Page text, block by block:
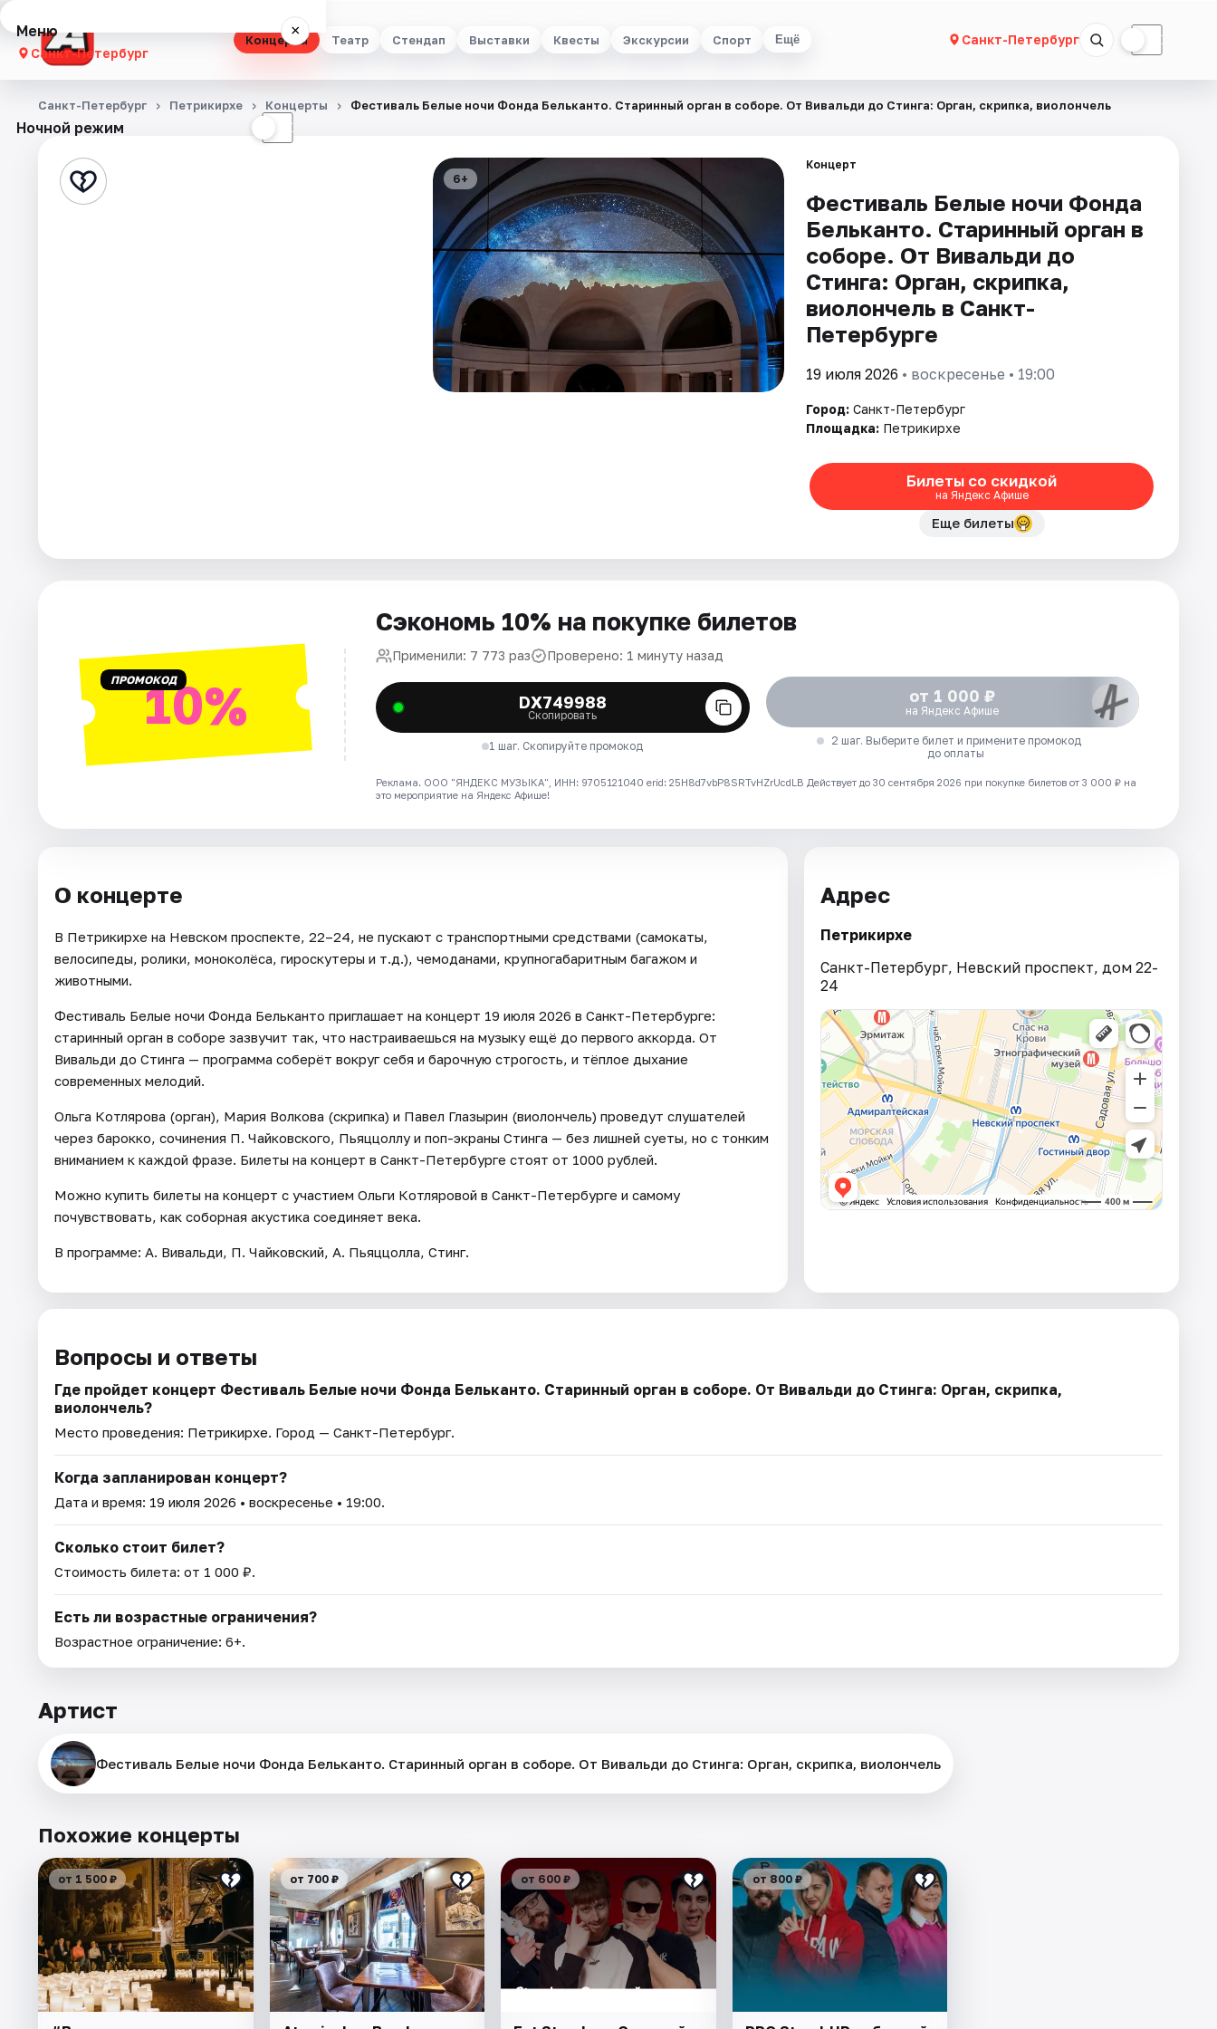
Концерты Театр Стендап Выставки Квесты Экскурсии Спорт Ещё Санкт-Петербург ☾
Меню ×
Санкт-Петербург
Концерты
Стендап
Ночной режим ☾
Санкт-Петербург Петрикирхе Концерты Фестиваль Белые ночи Фонда Бельканто. Старинный орган в соборе. От Вивальди до Стинга: Орган, скрипка, виолончель
6+
Концерт
Фестиваль Белые ночи Фонда
Бельканто. Старинный орган в
соборе. От Вивальди до
Стинга: Орган, скрипка,
виолончель в Санкт-
Петербурге
19 июля 2026 • воскресенье • 19:00
Город: Санкт-Петербург
Площадка: Петрикирхе
Билеты со скидкой
на Яндекс Афише
Еще билеты
ПРОМОКОД10%
Сэкономь 10% на покупке билетов
Применили: 7 773 раз Проверено: 1 минуту назад
DX749988
Скопировать
1 шаг. Скопируйте промокод
от 1 000 ₽
на Яндекс Афише
2 шаг. Выберите билет и примените промокод
до оплаты
Реклама. ООО "ЯНДЕКС МУЗЫКА", ИНН: 9705121040 erid: 25H8d7vbP8SRTvHZrUcdLB Действует до 30 сентября 2026 при покупке билетов от 3 000 ₽ на
это мероприятие на Яндекс Афише!
О концерте
В Петрикирхе на Невском проспекте, 22–24, не пускают с транспортными средствами (самокаты,
велосипеды, ролики, моноколёса, гироскутеры и т.д.), чемоданами, крупногабаритным багажом и
животными.
Фестиваль Белые ночи Фонда Бельканто приглашает на концерт 19 июля 2026 в Санкт-Петербурге:
старинный орган в соборе зазвучит так, что настраиваешься на музыку ещё до первого аккорда. От
Вивальди до Стинга — программа соберёт вокруг себя и барочную строгость, и тёплое дыхание
современных мелодий.
Ольга Котлярова (орган), Мария Волкова (скрипка) и Павел Глазырин (виолончель) проведут слушателей
через барокко, сочинения П. Чайковского, Пьяццоллу и поп-экраны Стинга — без лишней суеты, но с тонким
вниманием к каждой фразе. Билеты на концерт в Санкт-Петербурге стоят от 1000 рублей.
Можно купить билеты на концерт с участием Ольги Котляровой в Санкт-Петербурге и самому
почувствовать, как соборная акустика соединяет века.
В программе: А. Вивальди, П. Чайковский, А. Пьяццолла, Стинг.
Адрес
Петрикирхе
Санкт-Петербург, Невский проспект, дом 22-
24
Вопросы и ответы
Где пройдет концерт Фестиваль Белые ночи Фонда Бельканто. Старинный орган в соборе. От Вивальди до Стинга: Орган, скрипка,
виолончель?
Место проведения: Петрикирхе. Город — Санкт-Петербург.
Когда запланирован концерт?
Дата и время: 19 июля 2026 • воскресенье • 19:00.
Сколько стоит билет?
Стоимость билета: от 1 000 ₽.
Есть ли возрастные ограничения?
Возрастное ограничение: 6+.
Артист
Фестиваль Белые ночи Фонда Бельканто. Старинный орган в соборе. От Вивальди до Стинга: Орган, скрипка, виолончель
Похожие концерты
от 1 500 ₽ от 700 ₽ от 600 ₽ от 800 ₽